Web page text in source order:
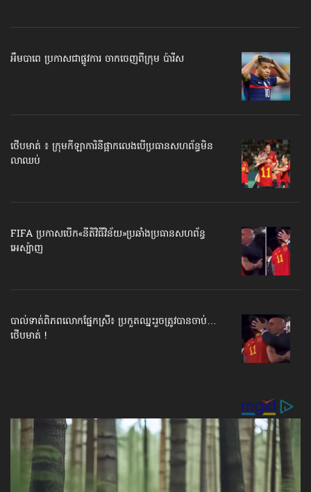
អឹមបាពេ ប្រកាសជាផ្លូវការ ចាកចេញពីក្រុម ប៉ារីស
ថើបមាត់ ៖ ក្រុមកីឡាការិនី​ផ្អាកលេង​​បើប្រធានសហព័ន្ធ​មិន
លាឈប់
FIFA ប្រកាសបើក​«នីតិវិធីវិន័យ»​ប្រឆាំងប្រធានសហព័ន្ធ​
អេស្ប៉ាញ
បាល់ទាត់​ពិភពលោក​ផ្នែកស្រី៖ ប្រកួតឈ្នះរួច​ត្រូវបានចាប់…
ថើបមាត់ !